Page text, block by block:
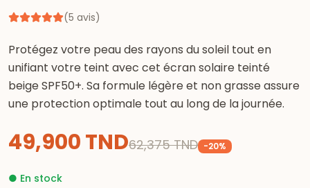
(5 avis)
Protégez votre peau des rayons du soleil tout en
unifiant votre teint avec cet écran solaire teinté
beige SPF50+. Sa formule légère et non grasse assure
une protection optimale tout au long de la journée.
49,900TND62,375 TND -20%
● En stock